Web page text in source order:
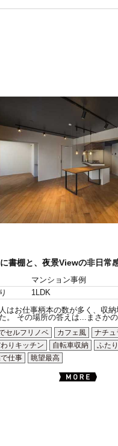
書棚と、夜景Viewの非日常
マンション事例
1LDK
はお仕事柄本の数が多く、収
。 その場所の答えは...まさか
セルフリノベ
カフェ風 ナチュ
りキッチン
自転車収納
ふた
仕事
眺望最高